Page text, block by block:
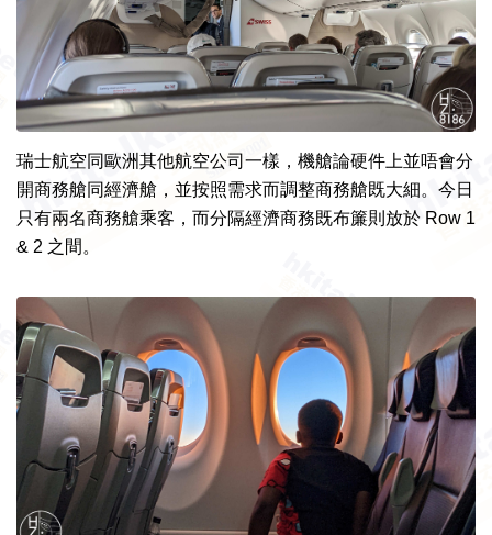
瑞士航空同歐洲其他航空公司一樣，機艙論硬件上並唔會分
開商務艙同經濟艙，並按照需求而調整商務艙既大細。今日
只有兩名商務艙乘客，而分隔經濟商務既布簾則放於 Row 1
& 2 之間。